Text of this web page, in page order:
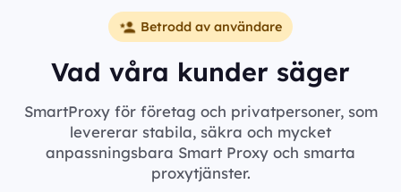
Betrodd av användare
Vad våra kunder säger
SmartProxy för företag och privatpersoner, som
levererar stabila, säkra och mycket
anpassningsbara Smart Proxy och smarta
proxytjänster.